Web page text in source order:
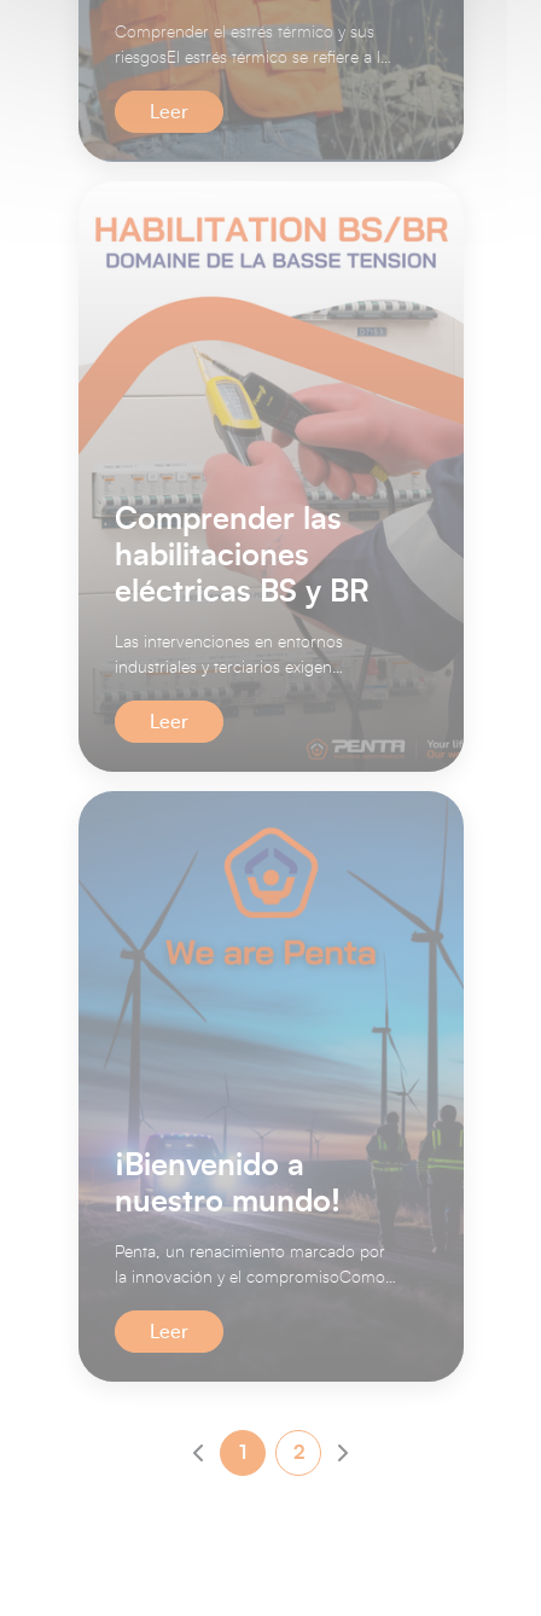
Comprender el estrés térmico y sus
riesgosEl estrés térmico se refiere a la
carga que sufre el organis...
Leer
Comprender las
habilitaciones
eléctricas BS y BR
Las intervenciones en entornos
industriales y terciarios exigen
garan...Leer
¡Bienvenido a
nuestro mundo!
Penta, un renacimiento marcado por
la innovación y el compromisoComo
Leer
1 2